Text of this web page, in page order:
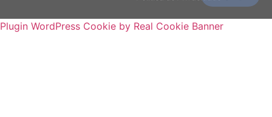
Plugin WordPress Cookie by Real Cookie Banner